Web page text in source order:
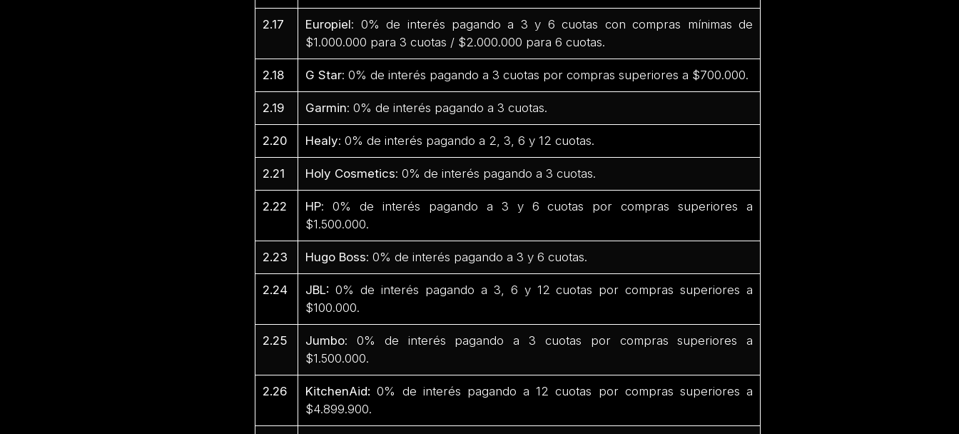
2.17 Europiel: 0% de interés pagando a 3 y 6 cuotas con compras mínimas de
$1.000.000 para 3 cuotas / $2.000.000 para 6 cuotas.
2.18 G Star: 0% de interés pagando a 3 cuotas por compras superiores a $700.000.
2.19 Garmin: 0% de interés pagando a 3 cuotas.
2.20 Healy: 0% de interés pagando a 2, 3, 6 y 12 cuotas.
2.21 Holy Cosmetics: 0% de interés pagando a 3 cuotas.
2.22 HP: 0% de interés pagando a 3 y 6 cuotas por compras superiores a
$1.500.000.
2.23 Hugo Boss: 0% de interés pagando a 3 y 6 cuotas.
2.24 JBL: 0% de interés pagando a 3, 6 y 12 cuotas por compras superiores a
$100.000.
2.25 Jumbo: 0% de interés pagando a 3 cuotas por compras superiores a
$1.500.000.
2.26 KitchenAid: 0% de interés pagando a 12 cuotas por compras superiores a
$4.899.900.